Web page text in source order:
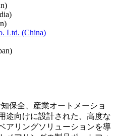
Ltd. (China)
保全、産業オートメーショ
途向けに設計された、高度な
アリングソリューションを導